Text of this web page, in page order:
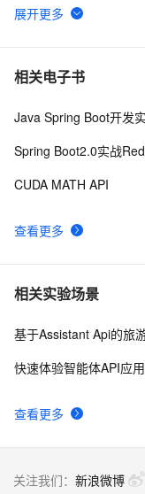
6 亚马逊商品 API接口
7 GrayLog使用HTTP
8 申请google android
相关电子书
查看更多
Spring Boot2.0实战
CUDA MATH API
相关实验场景
查看更多
基于Assistant Api的旅
快速体验智能体API应用
关注我们： 新浪微博